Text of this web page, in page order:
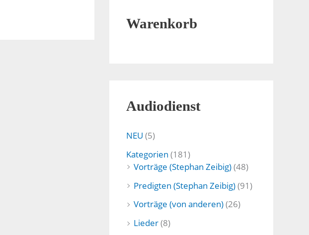
Warenkorb
Audiodienst
NEU (5)
Kategorien (181)
Vorträge (Stephan Zeibig)(48)
Predigten (Stephan Zeibig)(91)
Vorträge (von anderen)(26)
Lieder(8)